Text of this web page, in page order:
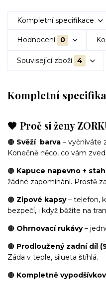
Kompletní specifikace
Hodnocení 0
Související zboží 4
Kompletní
🤎 Proč si ženy
🟤 Svěží barva – vyčníváte
Konečně něco, co vám
🟤 Kapuce napevno +
žádné zapomínání. Prostě
🟤 Zipové kapsy– telefon,
bezpečí, i když běžíte na
🟤 Ohrnovací rukávy–
🟤 Prodloužený zadní díl
Záda v teple, silueta štíhlá.
🟤 Kompletně